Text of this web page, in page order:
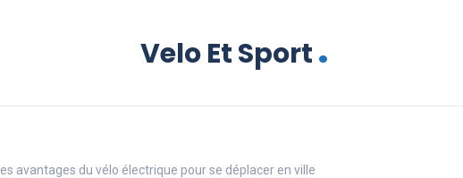
Velo Et Sport.
Les avantages du vélo électrique pour se déplacer en ville